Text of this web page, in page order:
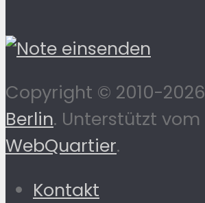
Copyright © 2010-2026
Berlin. Unterstützt vom
WebQuartier.
Kontakt